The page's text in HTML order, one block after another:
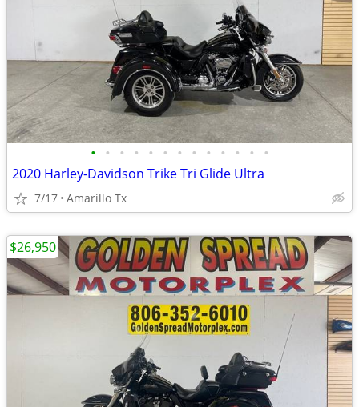
• • • • • • • • • • • • •
2020 Harley-Davidson Trike Tri Glide Ultra
7/17 Amarillo Tx
$26,950